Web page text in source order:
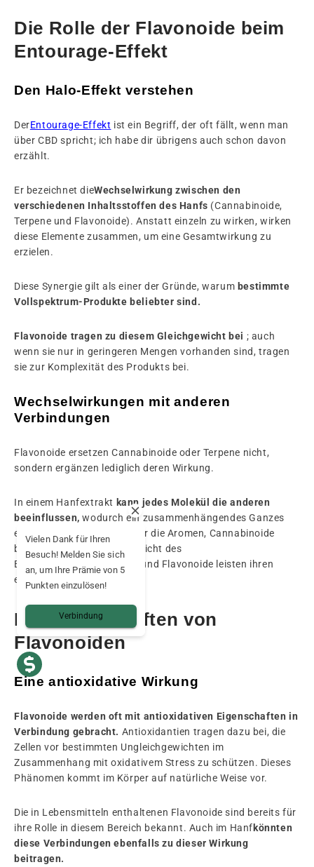
Die Rolle der Flavonoide beim
Entourage-Effekt
Den Halo-Effekt verstehen
DerEntourage-Effekt ist ein Begriff, der oft fällt, wenn man
über CBD spricht; ich habe dir übrigens auch schon davon
erzählt.
Er bezeichnet dieWechselwirkung zwischen den
verschiedenen Inhaltsstoffen des Hanfs (Cannabinoide,
Terpene und Flavonoide). Anstatt einzeln zu wirken, wirken
diese Elemente zusammen, um eine Gesamtwirkung zu
erzielen.
Diese Synergie gilt als einer der Gründe, warum bestimmte
Vollspektrum-Produkte beliebter sind.
Flavonoide tragen zu diesem Gleichgewicht bei ; auch
wenn sie nur in geringeren Mengen vorhanden sind, tragen
sie zur Komplexität des Produkts bei.
Wechselwirkungen mit anderen
Verbindungen
Flavonoide ersetzen Cannabinoide oder Terpene nicht,
sondern ergänzen lediglich deren Wirkung.
In einem Hanfextrakt kann jedes Molekül die anderen
beeinflussen, wodurch ein zusammenhängendes Ganzes
entsteht. Terpene sorgen für die Aromen, Cannabinoide
beeinflussen das Gleichgewicht des
Endocannabinoidsystems, und Flavonoide leisten ihren
eigenen Beitrag.
Die Eigenschaften von
Flavonoiden
Eine antioxidative Wirkung
Flavonoide werden oft mit antioxidativen Eigenschaften in
Verbindung gebracht. Antioxidantien tragen dazu bei, die
Zellen vor bestimmten Ungleichgewichten im
Zusammenhang mit oxidativem Stress zu schützen. Dieses
Phänomen kommt im Körper auf natürliche Weise vor.
Die in Lebensmitteln enthaltenen Flavonoide sind bereits für
ihre Rolle in diesem Bereich bekannt. Auch im Hanfkönnten
diese Verbindungen ebenfalls zu dieser Wirkung
beitragen.
Vielen Dank für Ihren
Besuch! Melden Sie sich
an, um Ihre Prämie von 5
Punkten einzulösen!
Verbindung